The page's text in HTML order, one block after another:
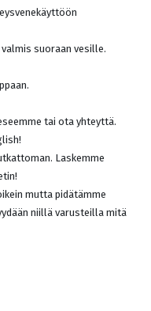
suoraan vesille.
tai ota yhteyttä.
Laskemme
mutta pidätämme
niillä varusteilla mitä